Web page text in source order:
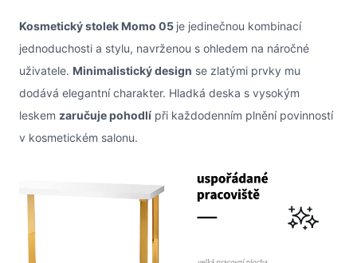
Kosmetický stolek Momo 05 je jedinečnou kombinací
jednoduchosti a stylu, navrženou s ohledem na náročné
uživatele. Minimalistický design se zlatými prvky mu
dodává elegantní charakter. Hladká deska s vysokým
leskem zaručuje pohodlí při každodenním plnění povinností
v kosmetickém salonu.